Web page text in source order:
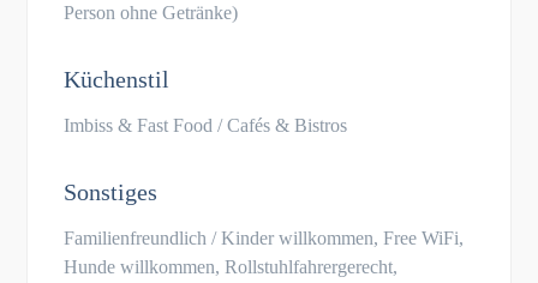
Person ohne Getränke)
Küchenstil
Imbiss & Fast Food / Cafés & Bistros
Sonstiges
Familienfreundlich / Kinder willkommen, Free WiFi,
Hunde willkommen, Rollstuhlfahrergerecht,